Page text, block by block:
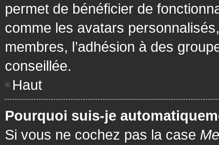
permet de bénéficier de
comme les avatars
membres, l’adhésion à des
conseillée.
Haut
Pourquoi suis-je
Si vous ne cochez pas la case